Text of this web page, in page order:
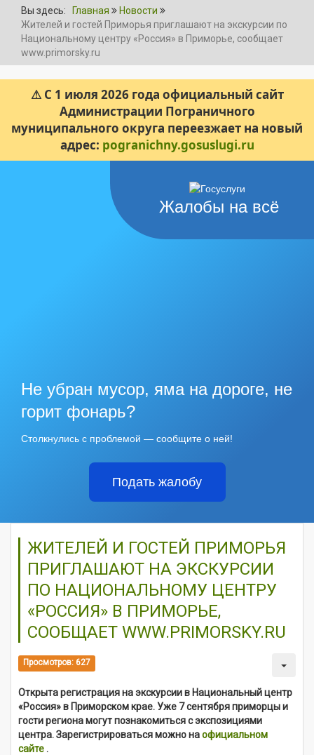
Вы здесь: Главная
Новости
Жителей и гостей Приморья приглашают на экскурсии по
Национальному центру «Россия» в Приморье, сообщает
www.primorsky.ru
⚠ С 1 июля 2026 года официальный сайт
Администрации Пограничного
муниципального округа переезжает на новый
адрес: pogranichny.gosuslugi.ru
Жалобы на всё
Не убран мусор, яма на дороге, не
горит фонарь?
Столкнулись с проблемой — сообщите о ней!
Подать жалобу
ЖИТЕЛЕЙ И ГОСТЕЙ ПРИМОРЬЯ
ПРИГЛАШАЮТ НА ЭКСКУРСИИ
ПО НАЦИОНАЛЬНОМУ ЦЕНТРУ
«РОССИЯ» В ПРИМОРЬЕ,
СООБЩАЕТ WWW.PRIMORSKY.RU
Просмотров: 627
Открыта регистрация на экскурсии в Национальный центр
«Россия» в Приморском крае. Уже 7 сентября приморцы и
гости региона могут познакомиться с экспозициями
центра. Зарегистрироваться можно наофициальном
сайте .